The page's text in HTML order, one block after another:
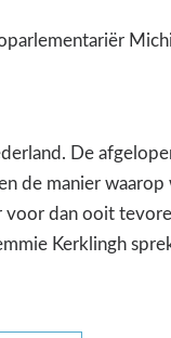
De
de manier
dan ooit
Kerklingh